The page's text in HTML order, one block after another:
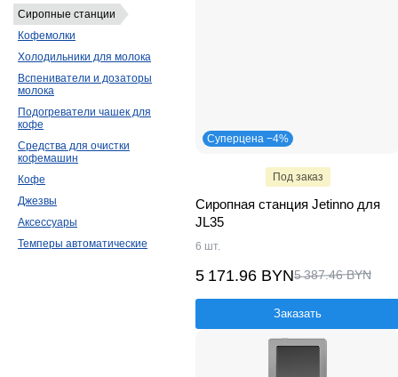
Суперцена −4%
Под заказ
Сиропная станция Jetinno для
JL35
6 шт.
5 171.96 BYN5 387.46 BYN
Заказать
Сиропные станции
Кофемолки
Холодильники для молока
Вспениватели и дозаторы
молока
Подогреватели чашек для
кофе
Средства для очистки
кофемашин
Кофе
Джезвы
Аксессуары
Темперы автоматические